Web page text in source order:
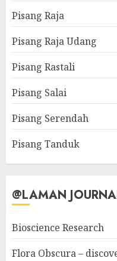
Pisang Raja
Pisang Raja Udang
Pisang Rastali
Pisang Salai
Pisang Serendah
Pisang Tanduk
@LAMAN
Bioscience Research
Flora Obscura –